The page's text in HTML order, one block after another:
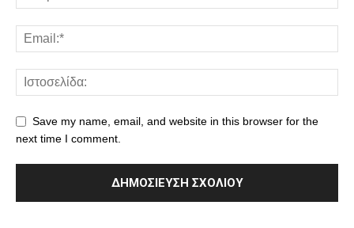
Save my name, email, and website in this browser for the
next time I comment.